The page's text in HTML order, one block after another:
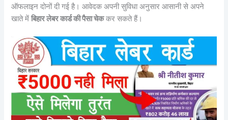
ऑफलाइन दोनों दी गई है। आवेदक अपनी सुविधा अनुसार आसानी से अपने
खाते मेंबिहार लेबर कार्ड की पैसा चेककर सकते हैं।